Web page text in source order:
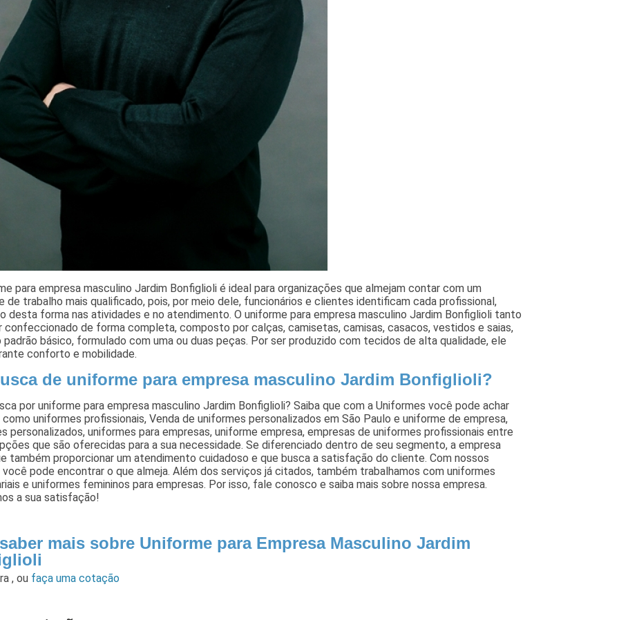
para empresa masculino Jardim Bonfiglioli é ideal para organizações que almejam contar com um
de trabalho mais qualificado, pois, por meio dele, funcionários e clientes identificam cada profissional,
desta forma nas atividades e no atendimento. O uniforme para empresa masculino Jardim Bonfiglioli tanto
confeccionado de forma completa, composto por calças, camisetas, camisas, casacos, vestidos e saias,
padrão básico, formulado com uma ou duas peças. Por ser produzido com tecidos de alta qualidade, ele
conforto e mobilidade.
de uniforme para empresa masculino Jardim Bonfiglioli?
por uniforme para empresa masculino Jardim Bonfiglioli? Saiba que com a Uniformes você pode achar
uniformes profissionais, Venda de uniformes personalizados em São Paulo e uniforme de empresa,
personalizados, uniformes para empresas, uniforme empresa, empresas de uniformes profissionais entre
que são oferecidas para a sua necessidade. Se diferenciado dentro de seu segmento, a empresa
também proporcionar um atendimento cuidadoso e que busca a satisfação do cliente. Com nossos
pode encontrar o que almeja. Além dos serviços já citados, também trabalhamos com uniformes
e uniformes femininos para empresas. Por isso, fale conosco e saiba mais sobre nossa empresa.
a sua satisfação!
mais sobre Uniforme para Empresa Masculino Jardim
,ou faça uma cotação